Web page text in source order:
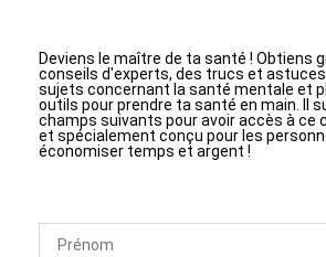
Deviens le maître de ta santé ! Obtiens
conseils d'experts, des trucs et
sujets concernant la santé mentale et
outils pour prendre ta santé en main. Il
champs suivants pour avoir accès à ce
et spécialement conçu pour les
économiser temps et argent !